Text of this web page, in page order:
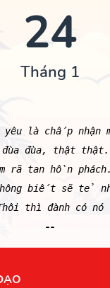
24
Tháng 1
yêu là chấp nhận
đùa đùa, thật
rã tan hồn
biết sẽ tẻ
thì đành có nó
--